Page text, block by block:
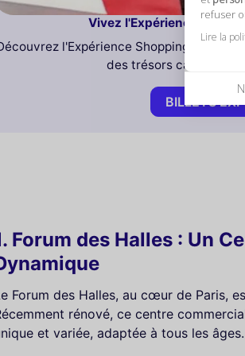
refuser
Lire la
Vivez l'Expérience
l'Expérience Shopping à Paris
des trésors cachés.
BILLETS
Forum des Halles : Un
Forum des Halles, au cœur de Paris,
rénové, ce centre
et variée, adaptée à tous les âges.